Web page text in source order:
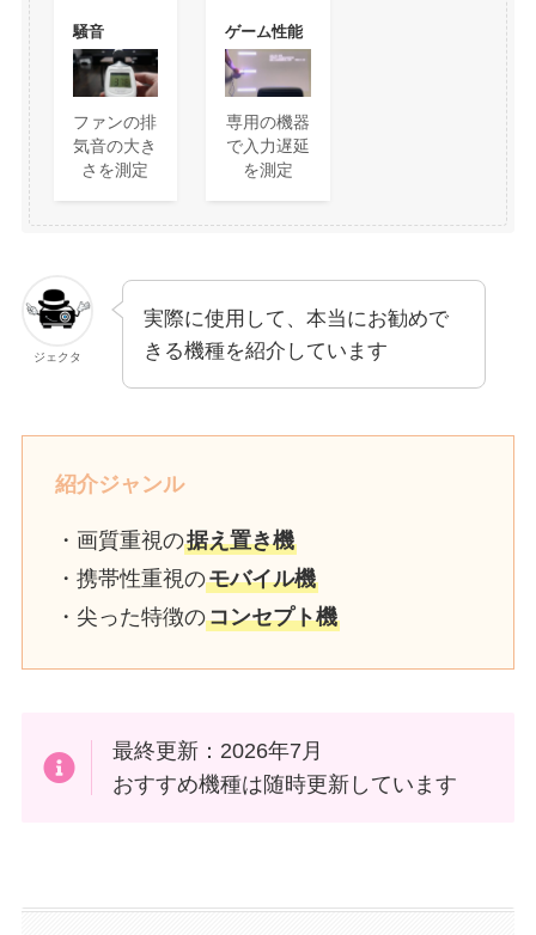
騒音
ファンの排
気音の大き
さを測定
ゲーム性能
専用の機器
で入力遅延
を測定
ジェクタ
実際に使用して、本当にお勧めで
きる機種を紹介しています
紹介ジャンル
・画質重視の据え置き機
・携帯性重視のモバイル機
・尖った特徴のコンセプト機
最終更新：2026年7月
おすすめ機種は随時更新しています